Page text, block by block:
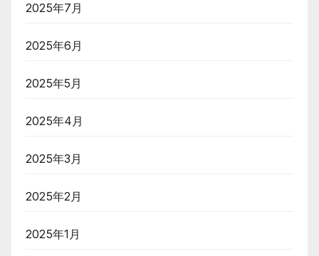
2025年7月
2025年6月
2025年5月
2025年4月
2025年3月
2025年2月
2025年1月